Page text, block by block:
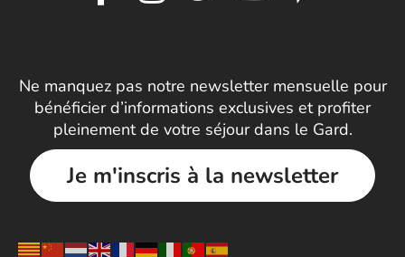
Ne manquez pas notre newsletter mensuelle pour
bénéficier d’informations exclusives et profiter
pleinement de votre séjour dans le Gard.
Je m'inscris à la newsletter